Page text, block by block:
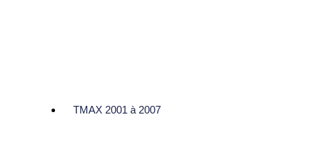
TMAX 2001 à 2007